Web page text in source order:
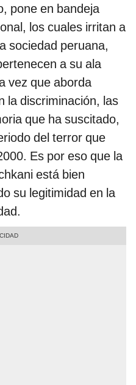
pone en bandeja
los cuales irritan a
sociedad peruana,
a su ala
vez que aborda
la discriminación, las
que ha suscitado,
del terror que
Es por eso que la
está bien
su legitimidad en la